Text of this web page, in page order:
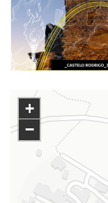
+
−